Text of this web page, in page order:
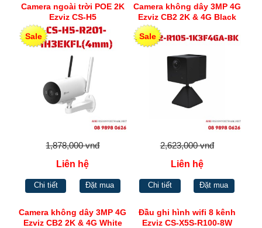
Camera ngoài trời POE 2K
Ezviz CS-H5
Sale
1,878,000 vnđ
Liên hệ
Chi tiết Đặt mua
Camera không dây 3MP 4G
Ezviz CB2 2K & 4G Black
Sale
2,623,000 vnđ
Liên hệ
Chi tiết Đặt mua
Camera không dây 3MP 4G
Ezviz CB2 2K & 4G White
Đầu ghi hình wifi 8 kênh
Ezviz CS-X5S-R100-8W